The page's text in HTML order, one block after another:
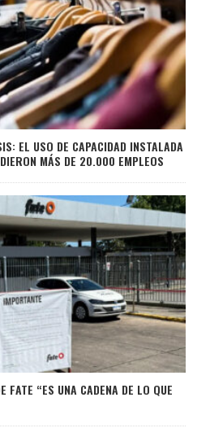
EL USO DE CAPACIDAD INSTALADA
MÁS DE 20.000 EMPLEOS
FATE “ES UNA CADENA DE LO QUE